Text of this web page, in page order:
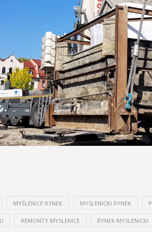
MYŚLENICE RYNEK MYSLENICKI RYNEK
REMONTY MYSLENICE RYNEK MYSLENICKI